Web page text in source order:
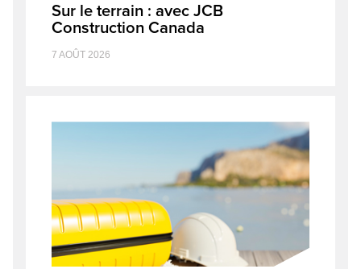
Sur le terrain : avec JCB
Construction Canada
7 AOÛT 2026